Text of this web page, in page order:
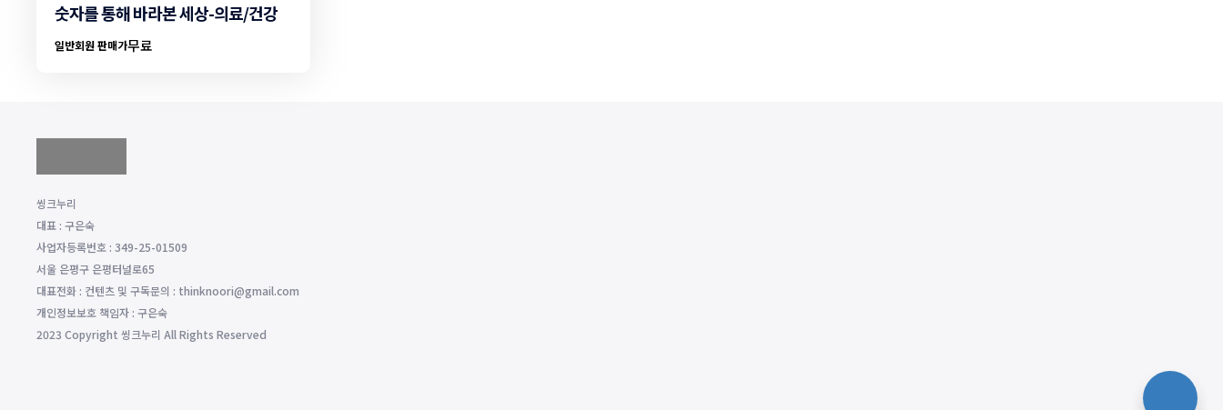
숫자를 통해 바라본 세상-의료/건강
일반회원 판매가무료
씽크누리
대표 : 구은숙
사업자등록번호 : 349-25-01509
서울 은평구 은평터널로65
대표전화 : 컨텐츠 및 구독문의 : thinknoori@gmail.com
개인정보보호 책임자 : 구은숙
2023 Copyright 씽크누리 All Rights Reserved